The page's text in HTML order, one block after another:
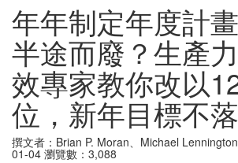
年年制定年度計
半途而廢？生產
效專家教你改以
位，新年目標不
撰文者：Brian P. Moran、Michael
01-04 瀏覽數：3,088